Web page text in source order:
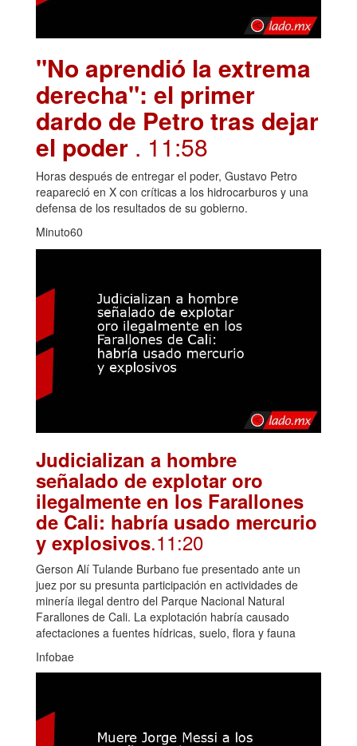
"No aprendió la extrema
derecha": el primer
dardo de Petro tras dejar
el poder . 11:58
Horas después de entregar el poder, Gustavo Petro
reapareció en X con críticas a los hidrocarburos y una
defensa de los resultados de su gobierno.
Minuto60
Judicializan a hombre
señalado de explotar oro
ilegalmente en los Farallones
de Cali: habría usado mercurio
y explosivos.11:20
Gerson Alí Tulande Burbano fue presentado ante un
juez por su presunta participación en actividades de
minería ilegal dentro del Parque Nacional Natural
Farallones de Cali. La explotación habría causado
afectaciones a fuentes hídricas, suelo, flora y fauna
Infobae